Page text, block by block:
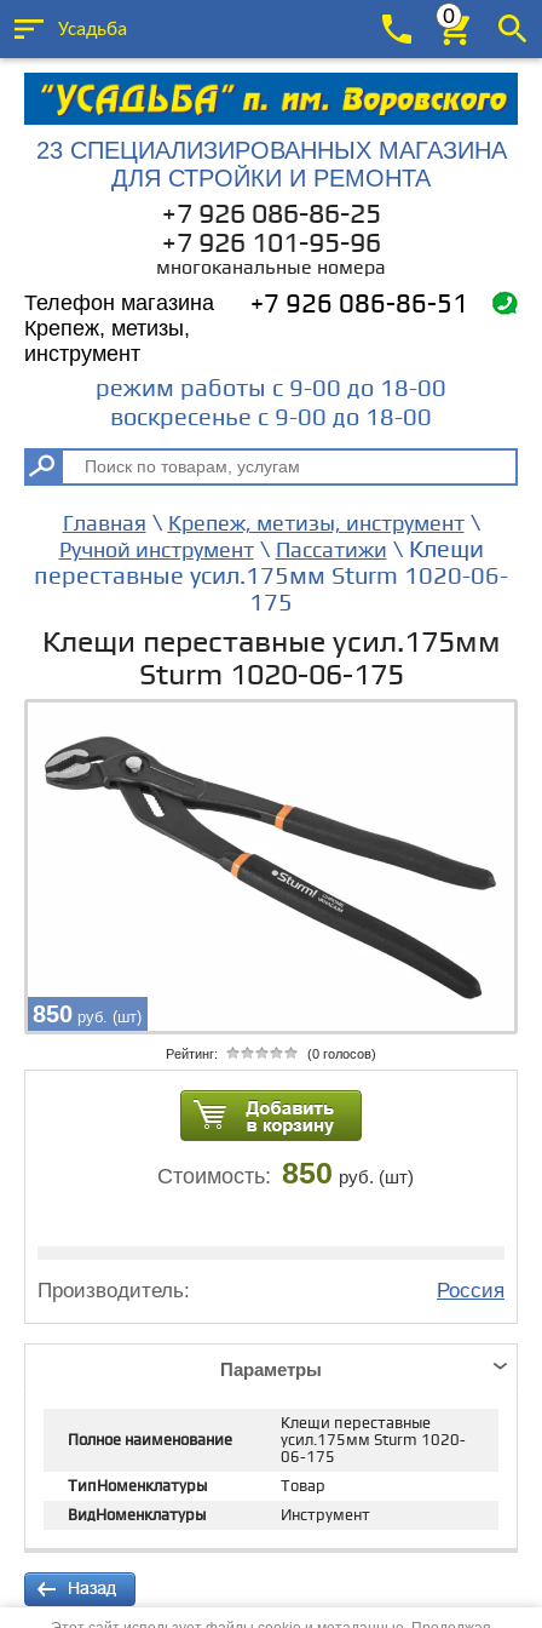
Усадьба
0
23 СПЕЦИАЛИЗИРОВАННЫХ МАГАЗИНА
ДЛЯ СТРОЙКИ И РЕМОНТА
+7 926 086-86-25
+7 926 101-95-96
многоканальные номера
Телефон магазина
Крепеж, метизы,
инструмент
+7 926 086-86-51
режим работы с 9-00 до 18-00
воскресенье с 9-00 до 18-00
Главная \ Крепеж, метизы, инструмент\
Ручной инструмент\ Пассатижи \ Клещи
переставные усил.175мм Sturm 1020-06-
175
Клещи переставные усил.175мм
Sturm 1020-06-175
850 руб. (шт)
Рейтинг: (0 голосов)
Стоимость: 850 руб. (шт)
Производитель: Россия
Параметры
Полное наименование
Клещи переставные
усил.175мм Sturm 1020-
06-175
ТипНоменклатуры
Товар
ВидНоменклатуры
Инструмент